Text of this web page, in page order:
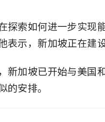
探索如何进一步实现
表示，新加坡正在建
新加坡已开始与美国
的安排。